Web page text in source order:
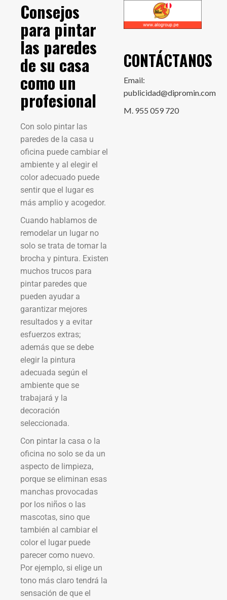
Consejos
para pintar
las paredes
de su casa
como un
profesional
Con solo pintar las
paredes de la casa u
oficina puede cambiar el
ambiente y al elegir el
color adecuado puede
sentir que el lugar es
más amplio y acogedor.
Cuando hablamos de
remodelar un lugar no
solo se trata de tomar la
brocha y pintura. Existen
muchos trucos para
pintar paredes que
pueden ayudar a
garantizar mejores
resultados y a evitar
esfuerzos extras;
además que se debe
elegir la pintura
adecuada según el
ambiente que se
trabajará y la
decoración
seleccionada.
Con pintar la casa o la
oficina no solo se da un
aspecto de limpieza,
porque se eliminan esas
manchas provocadas
por los niños o las
mascotas, sino que
también al cambiar el
color el lugar puede
parecer como nuevo.
Por ejemplo, si elige un
tono más claro tendrá la
sensación de que el
CONTÁCTANOS
Email:
publicidad@dipromin.com
M. 955 059 720